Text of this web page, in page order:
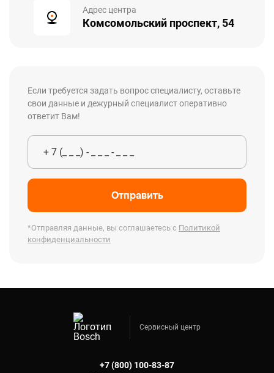
Адрес центра
Комсомольский проспект, 54
Если требуется задать вопрос специалисту, оставьте
свои данные и дежурный специалист оперативно
ответит Вам!
Отправить
*Отправляя данные, вы соглашаетесь с Политикой
конфиденциальности
Сервисный центр
+7 (800) 100-83-87